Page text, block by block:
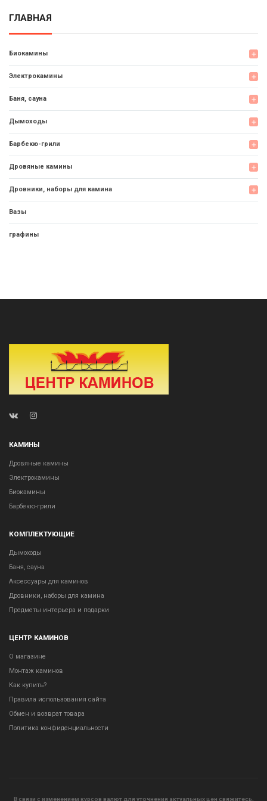
ГЛАВНАЯ
Биокамины add
Электрокамины add
Баня, сауна add
Дымоходы add
Барбекю-грили add
Дровяные камины add
Дровники, наборы для камина add
Вазы
графины
КАМИНЫ
Дровяные камины
Электрокамины
Биокамины
Барбекю-грили
КОМПЛЕКТУЮЩИЕ
Дымоходы
Баня, сауна
Аксессуары для каминов
Дровники, наборы для камина
Предметы интерьера и подарки
ЦЕНТР КАМИНОВ
О магазине
Монтаж каминов
Как купить?
Правила использования сайта
Обмен и возврат товара
Политика конфиденциальности
В связи с изменением курсов валют для уточнения актуальных цен свяжитесь,